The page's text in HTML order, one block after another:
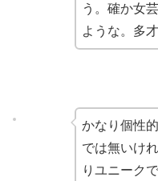
う。確か女
ような。多
かなり個性
では無いけ
りユニーク